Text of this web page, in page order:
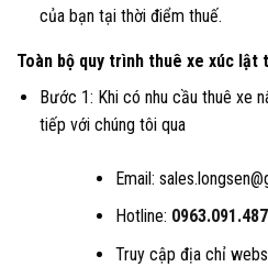
của bạn tại thời điểm thuế.
Toàn bộ quy trình thuê xe xúc lật
Bước 1: Khi có nhu cầu thuê xe
tiếp với chúng tôi qua
Email:
Hotline: 0963.091.487
Truy cập địa chỉ